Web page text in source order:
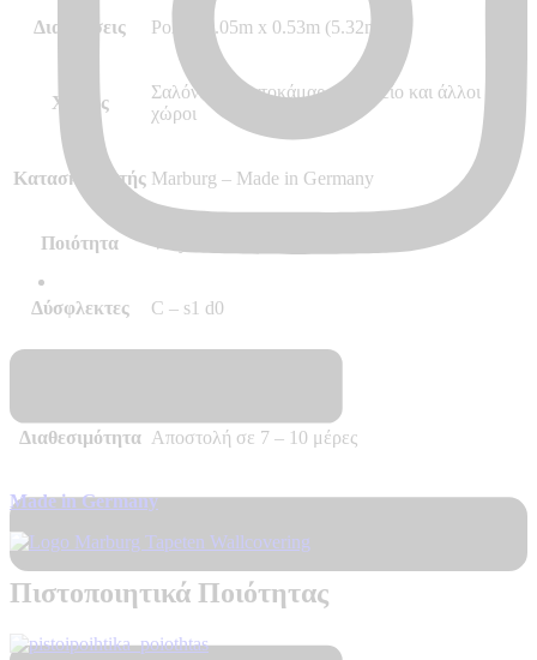
Διαστάσεις Ρολό 10.05m x 0.53m (5.32m²)
Χώρος
Σαλόνι Κρεβατοκάμαρα Γραφείο και άλλοι
χώροι
Κατασκευαστής Marburg – Made in Germany
Ποιότητα Vinyl, Vlies – Non Woven
Δύσφλεκτες C – s1 d0
Διαθεσιμότητα Αποστολή σε 7 – 10 μέρες
Made in Germany
Πιστοποιητικά Ποιότητας